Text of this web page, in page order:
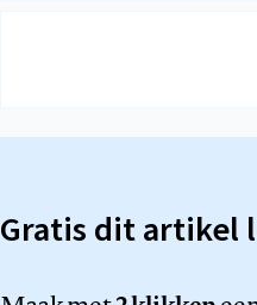
Gratis dit artikel